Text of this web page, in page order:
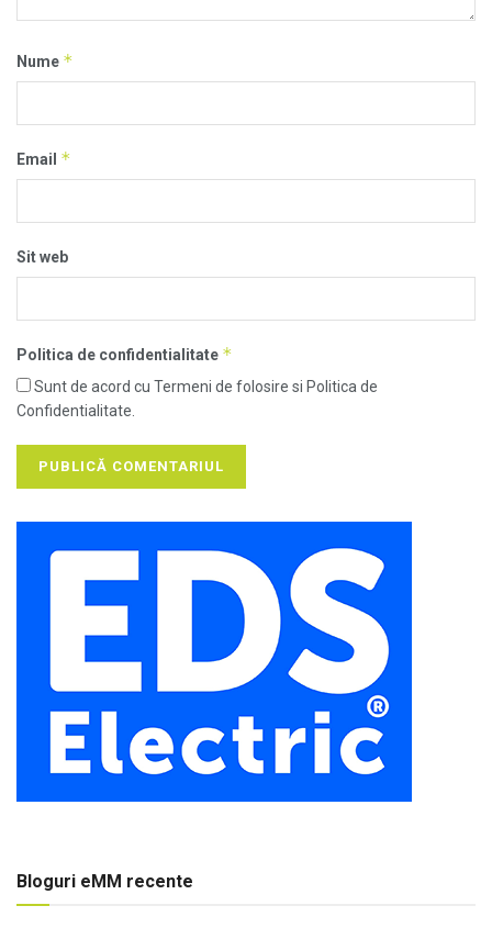
Nume *
Email *
Sit web
Politica de confidentialitate *
Sunt de acord cu Termeni de folosire si Politica de
Confidentialitate.
Bloguri eMM recente